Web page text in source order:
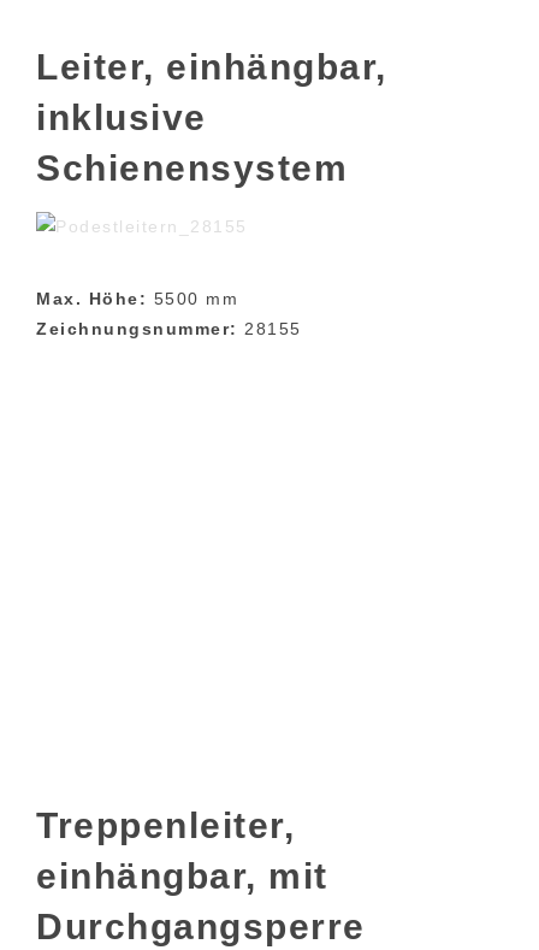
Leiter, einhängbar,
inklusive
Schienensystem
Max. Höhe: 5500 mm
Zeichnungsnummer: 28155
Treppenleiter,
einhängbar, mit
Durchgangsperre